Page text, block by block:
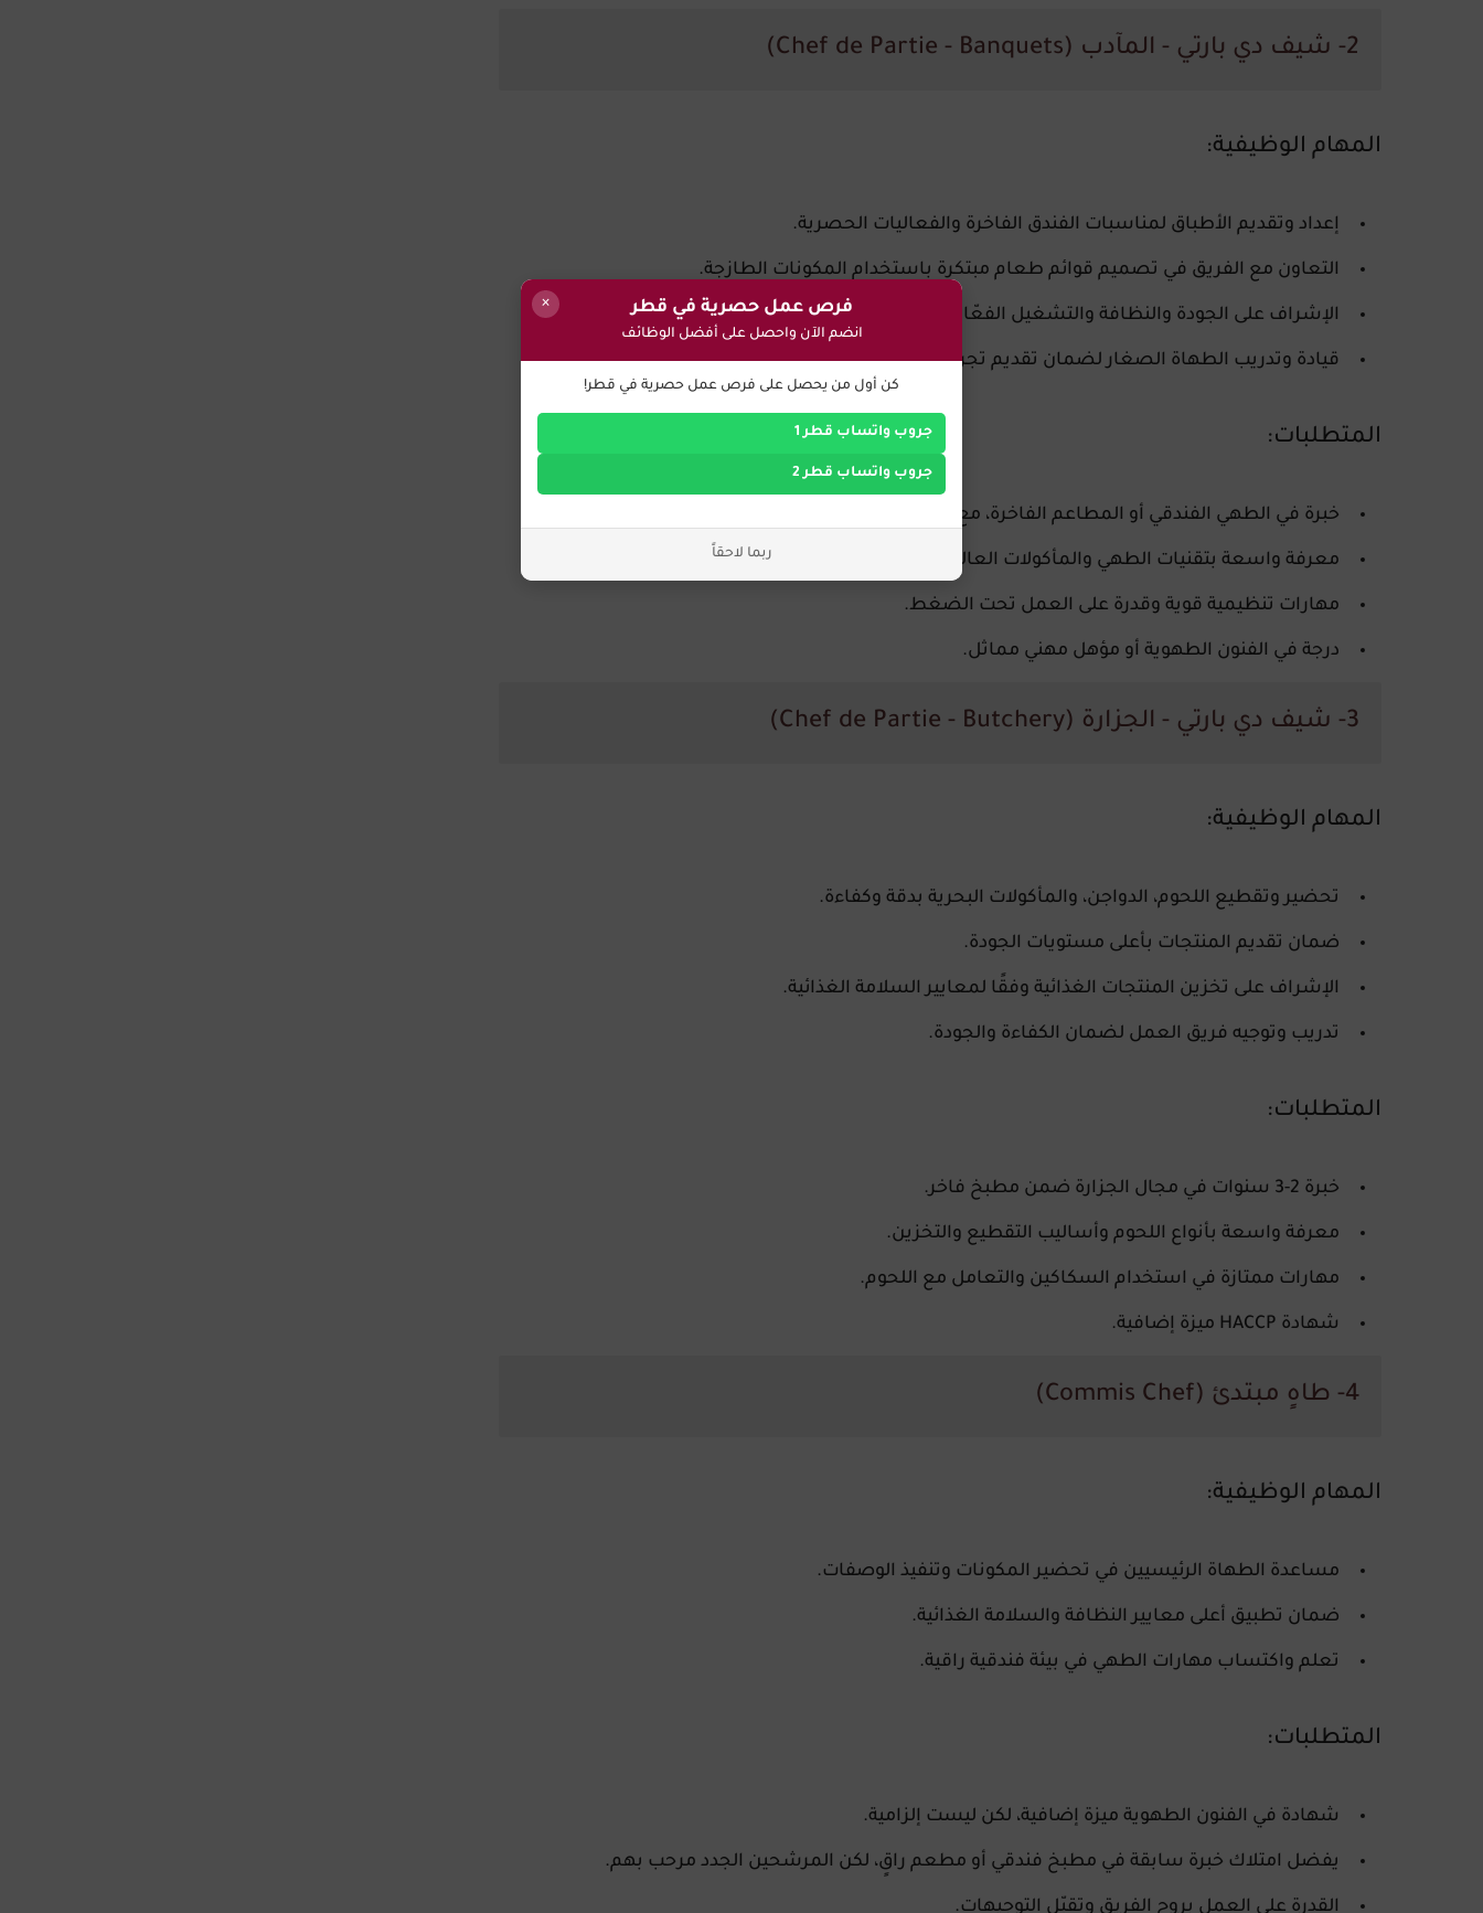
2- شيف دي بارتي - المآدب (Chef de Partie - Banquets)
المهام الوظيفية:
إعداد وتقديم الأطباق لمناسبات الفندق الفاخرة والفعاليات الحصرية.
التعاون مع الفريق في تصميم قوائم طعام مبتكرة باستخدام المكونات الطازجة.
الإشراف على الجودة والنظافة والتشغيل الفعّال للمطبخ.
قيادة وتدريب الطهاة الصغار لضمان تقديم تجربة طعام مميزة.
المتطلبات:
خبرة في الطهي الفندقي أو المطاعم الفاخرة، مع خبرة خاصة في خدمة المآدب.
معرفة واسعة بتقنيات الطهي والمأكولات العالمية.
مهارات تنظيمية قوية وقدرة على العمل تحت الضغط.
درجة في الفنون الطهوية أو مؤهل مهني مماثل.
3- شيف دي بارتي - الجزارة (Chef de Partie - Butchery)
المهام الوظيفية:
تحضير وتقطيع اللحوم، الدواجن، والمأكولات البحرية بدقة وكفاءة.
ضمان تقديم المنتجات بأعلى مستويات الجودة.
الإشراف على تخزين المنتجات الغذائية وفقًا لمعايير السلامة الغذائية.
تدريب وتوجيه فريق العمل لضمان الكفاءة والجودة.
المتطلبات:
خبرة 2-3 سنوات في مجال الجزارة ضمن مطبخ فاخر.
معرفة واسعة بأنواع اللحوم وأساليب التقطيع والتخزين.
مهارات ممتازة في استخدام السكاكين والتعامل مع اللحوم.
شهادة HACCP ميزة إضافية.
4- طاهٍ مبتدئ (Commis Chef)
المهام الوظيفية:
مساعدة الطهاة الرئيسيين في تحضير المكونات وتنفيذ الوصفات.
ضمان تطبيق أعلى معايير النظافة والسلامة الغذائية.
تعلم واكتساب مهارات الطهي في بيئة فندقية راقية.
المتطلبات:
شهادة في الفنون الطهوية ميزة إضافية، لكن ليست إلزامية.
يفضل امتلاك خبرة سابقة في مطبخ فندقي أو مطعم راقٍ، لكن المرشحين الجدد مرحب بهم.
القدرة على العمل بروح الفريق وتقبّل التوجيهات.
× فرص عمل حصرية في قطر
انضم الآن واحصل على أفضل الوظائف
كن أول من يحصل على فرص عمل حصرية في قطر!
جروب واتساب قطر 1
جروب واتساب قطر 2
ربما لاحقاً